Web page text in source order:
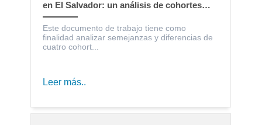
en El Salvador: un análisis de cohortes
generacionales
Este documento de trabajo tiene como
finalidad analizar semejanzas y diferencias de
cuatro cohort...
Leer más..